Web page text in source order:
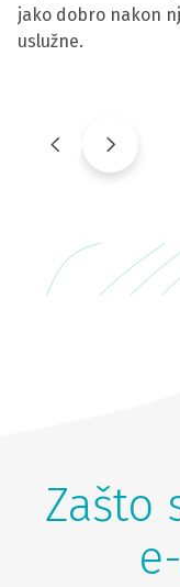
jako dobro nakon
uslužne.
Zašto